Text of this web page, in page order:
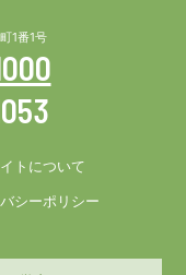
1番1号
トについて
シーポリシー